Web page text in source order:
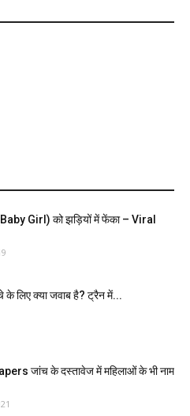
Girl) को झड़ियों में फेंका – Viral
के लिए क्या जवाब है? ट्रैन में...
जांच के दस्तावेज में महिलाओं के भी नाम